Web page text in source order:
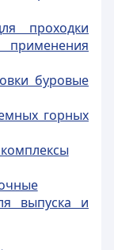
проходки
буровые
горных
выпуска и